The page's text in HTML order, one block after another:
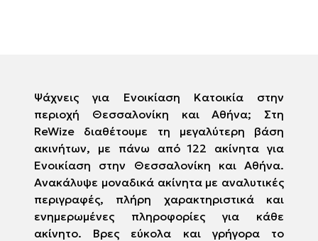
Ψάχνεις για Ενοικίαση Κατοικία στην
περιοχή Θεσσαλονίκη και Αθήνα; Στη
ReWize διαθέτουμε τη μεγαλύτερη βάση
ακινήτων, με πάνω από 122 ακίνητα για
Ενοικίαση στην Θεσσαλονίκη και Αθήνα.
Ανακάλυψε μοναδικά ακίνητα με αναλυτικές
περιγραφές, πλήρη χαρακτηριστικά και
ενημερωμένες πληροφορίες για κάθε
ακίνητο. Βρες εύκολα και γρήγορα το